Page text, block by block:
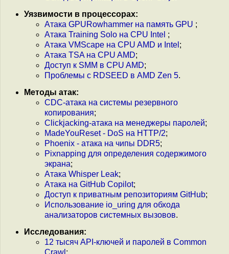
Уязвимости в процессорах:
Атака GPURowhammer на память GPU ;
Атака Training Solo на CPU Intel ;
Атака VMScape на CPU AMD и Intel ;
Атака TSA на CPU AMD;
Доступ к SMM в CPU AMD;
Проблемы с RDSEED в AMD Zen 5.
Методы атак:
CDC-атака на системы резервного
копирования;
Clickjacking-атака на менеджеры паролей;
MadeYouReset - DoS на HTTP/2;
Phoenix - атака на чипы DDR5;
Pixnapping для определения содержимого
экрана;
Атака Whisper Leak;
Атака на GitHub Copilot;
Доступ к приватным репозиториям GitHub;
Использование io_uring для обхода
анализаторов системных вызовов.
Исследования:
12 тысяч API-ключей и паролей в Common